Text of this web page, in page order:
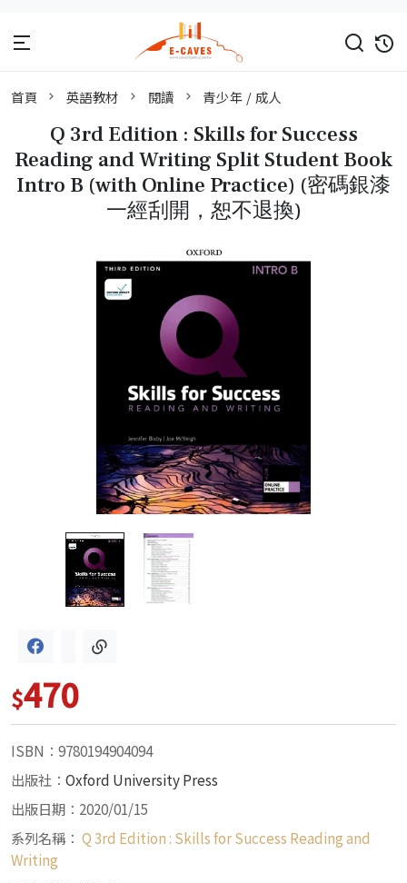
首頁 英語教材 閱讀 青少年 / 成人
Q 3rd Edition : Skills for Success
Reading and Writing Split Student Book
Intro B (with Online Practice) (密碼銀漆
一經刮開，恕不退換)
$470
ISBN：9780194904094
出版社： Oxford University Press
出版日期：2020/01/15
系列名稱： Q 3rd Edition : Skills for Success Reading and
Writing